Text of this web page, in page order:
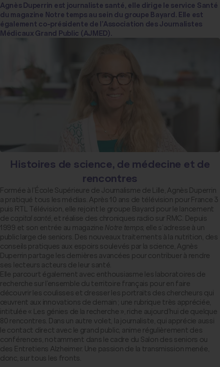
Agnès Duperrin est journaliste santé, elle dirige le service Santé
du magazine Notre temps au sein du groupe Bayard. Elle est
également co-présidente de l’Association des Journalistes
Médicaux Grand Public (AJMED).
Histoires de science, de médecine et de
rencontres
Formée à l’École Supérieure de Journalisme de Lille, Agnès Duperrin
a pratiqué tous les médias. Après 10 ans de télévision pour France 3
puis RTL Télévision, elle rejoint le groupe Bayard pour le lancement
de capital santé, et réalise des chroniques radio sur RMC. Depuis
1999 et son entrée au magazine Notre temps, elle s’adresse à un
public large de seniors. Des nouveaux traitements à la nutrition, des
conseils pratiques aux espoirs soulevés par la science, Agnès
Duperrin partage les dernières avancées pour contribuer à rendre
ses lecteurs acteurs de leur santé.
Elle parcourt également avec enthousiasme les laboratoires de
recherche sur l’ensemble du territoire français pour en faire
découvrir les coulisses et dresser les portraits des chercheurs qui
œuvrent aux innovations de demain ; une rubrique très appréciée,
intitulée « Les génies de la recherche », riche aujourd’hui de quelque
80 rencontres. Dans un autre volet, la journaliste, qui apprécie aussi
le contact direct avec le grand public, anime régulièrement des
conférences, notamment dans le cadre du Salon des seniors ou
des Entretiens Alzheimer. Une passion de la transmission menée,
donc, sur tous les fronts.